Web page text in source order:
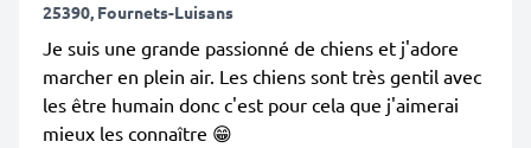
25390, Fournets-Luisans
Je suis une grande passionné de chiens et j'adore
marcher en plein air. Les chiens sont très gentil avec
les être humain donc c'est pour cela que j'aimerai
mieux les connaître 😁